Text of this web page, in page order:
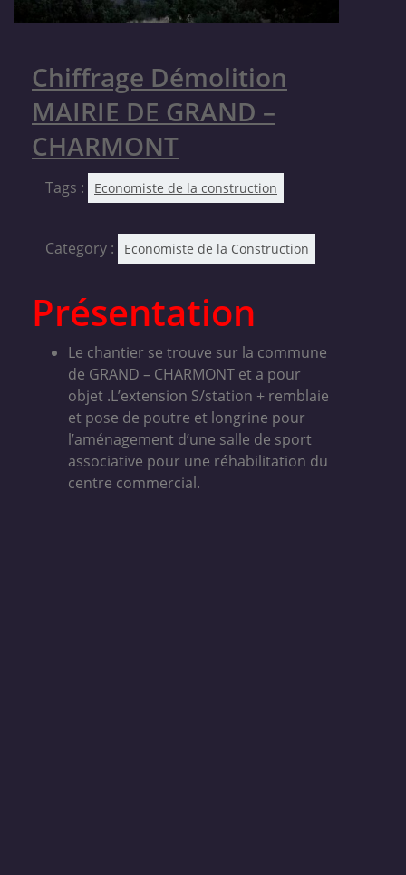
Chiffrage Démolition
MAIRIE DE GRAND –
CHARMONT
Tags : Economiste de la construction
Category : Economiste de la Construction
Présentation
Le chantier se trouve sur la commune
de GRAND – CHARMONT et a pour
objet .L’extension S/station + remblaie
et pose de poutre et longrine pour
l’aménagement d’une salle de sport
associative pour une réhabilitation du
centre commercial.